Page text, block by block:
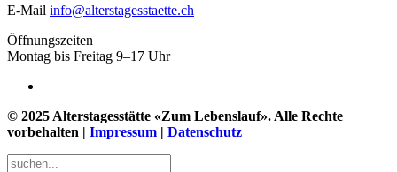
E-Mail info@alterstagesstaette.ch
Öffnungszeiten
Montag bis Freitag 9–17 Uhr
© 2025 Alterstagesstätte «Zum Lebenslauf». Alle Rechte
vorbehalten | Impressum | Datenschutz